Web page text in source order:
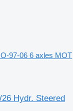
97-06 6 axles MOT
Hydr. Steered